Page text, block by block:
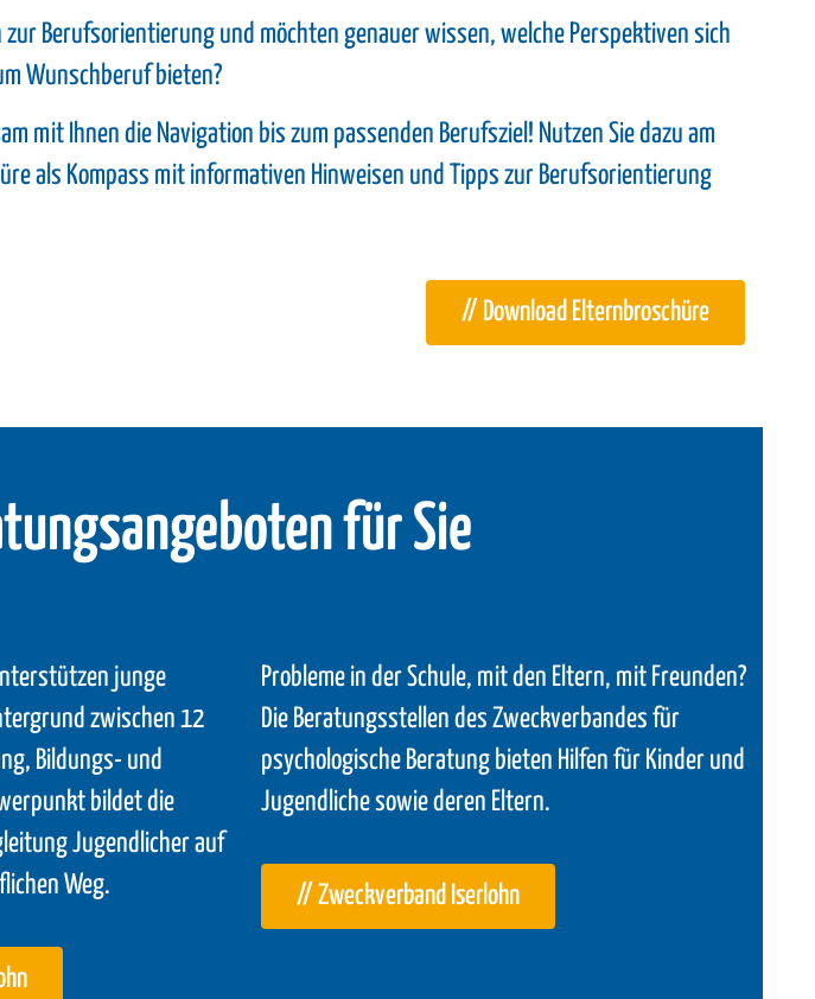
zur Berufsorientierung und möchten genauer wissen, welche Perspektiven sich
Wunschberuf bieten?
mit Ihnen die Navigation bis zum passenden Berufsziel! Nutzen Sie dazu am
als Kompass mit informativen Hinweisen und Tipps zur Berufsorientierung
// Download Elternbroschüre
für Sie
junge
zwischen 12
Bildungs- und
bildet die
Jugendlicher auf
Weg.
Probleme in der Schule, mit den Eltern, mit Freunden?
Die Beratungsstellen des Zweckverbandes für
psychologische Beratung bieten Hilfen für Kinder und
Jugendliche sowie deren Eltern.
// Zweckverband Iserlohn